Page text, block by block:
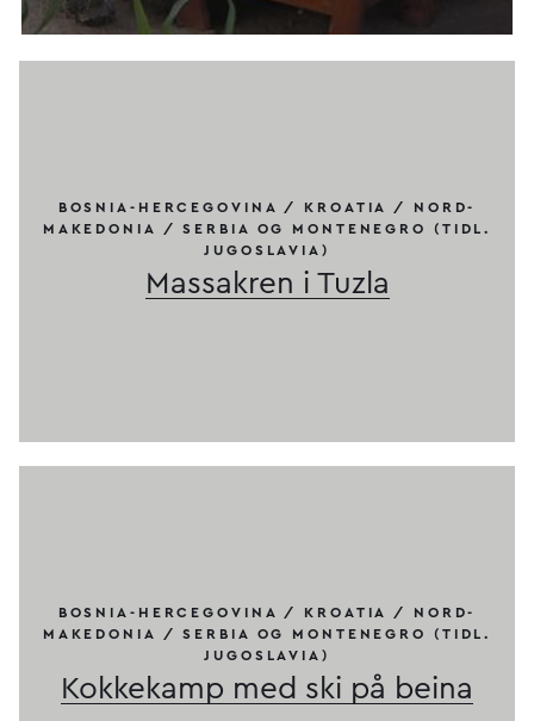
BOSNIA-HERCEGOVINA / KROATIA / NORD-
MAKEDONIA / SERBIA OG MONTENEGRO (TIDL.
JUGOSLAVIA)
Massakren i Tuzla
BOSNIA-HERCEGOVINA / KROATIA / NORD-
MAKEDONIA / SERBIA OG MONTENEGRO (TIDL.
JUGOSLAVIA)
Kokkekamp med ski på beina